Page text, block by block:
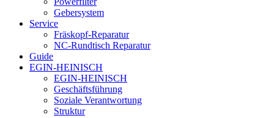
Gebersystem
Service
Fräskopf-Reparatur
NC-Rundtisch Reparatur
Guide
EGIN-HEINISCH
EGIN-HEINISCH
Geschäftsführung
Soziale Verantwortung
Struktur